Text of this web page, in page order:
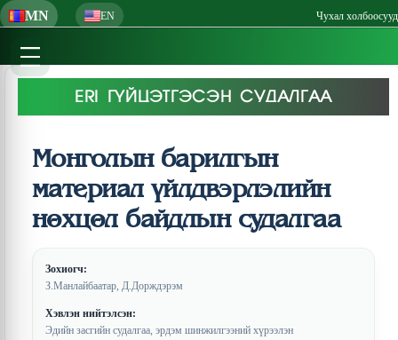
MN EN Чухал холбоосууд
ERI ГҮЙЦЭТГЭСЭН СУДАЛГАА
Монголын барилгын
материал үйлдвэрлэлийн
нөхцөл байдлын судалгаа
Зохиогч:
З.Манлайбаатар, Д.Дорждэрэм
Хэвлэн нийтэлсэн:
Эдийн засгийн судалгаа, эрдэм шинжилгээний хүрээлэн